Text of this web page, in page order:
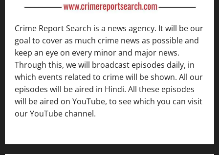
Crime Report Search is a news agency. It will be our
goal to cover as much crime news as possible and
keep an eye on every minor and major news.
Through this, we will broadcast episodes daily, in
which events related to crime will be shown. All our
episodes will be aired in Hindi. All these episodes
will be aired on YouTube, to see which you can visit
our YouTube channel.